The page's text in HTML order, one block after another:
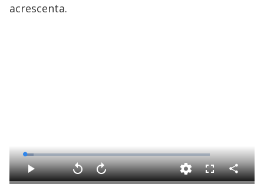
acrescenta.
P V A
L
o
a
d
e F C